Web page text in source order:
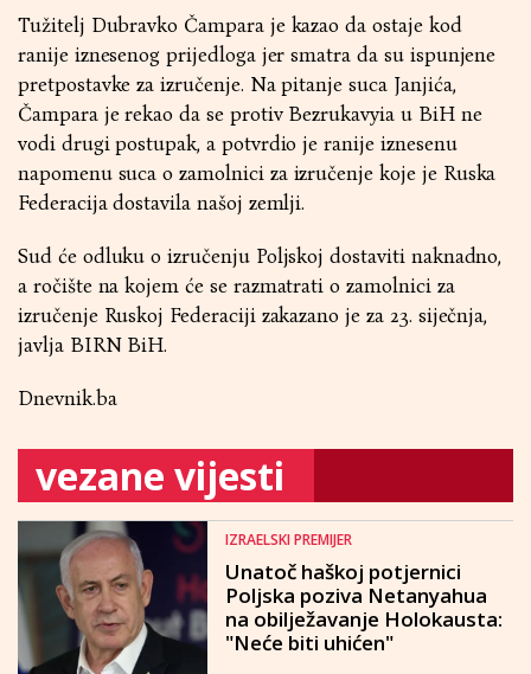
Tužitelj Dubravko Čampara je kazao da ostaje kod
ranije iznesenog prijedloga jer smatra da su ispunjene
pretpostavke za izručenje. Na pitanje suca Janjića,
Čampara je rekao da se protiv Bezrukavyia u BiH ne
vodi drugi postupak, a potvrdio je ranije iznesenu
napomenu suca o zamolnici za izručenje koje je Ruska
Federacija dostavila našoj zemlji.
Sud će odluku o izručenju Poljskoj dostaviti naknadno,
a ročište na kojem će se razmatrati o zamolnici za
izručenje Ruskoj Federaciji zakazano je za 23. siječnja,
javlja BIRN BiH.
Dnevnik.ba
vezane vijesti
IZRAELSKI PREMIJER
Unatoč haškoj potjernici
Poljska poziva Netanyahua
na obilježavanje Holokausta:
"Neće biti uhićen"